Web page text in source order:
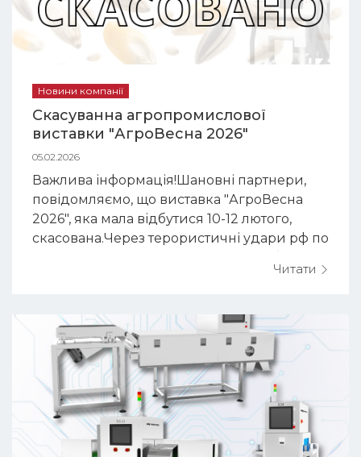
Новини компанії
Скасуванна агропромислової
виставки "АгроВесна 2026"
05.02.2026
Важлива інформація!Шановні партнери,
повідомляємо, що виставка "АгроВесна
2026", яка мала відбутися 10-12 лютого,
скасована.Через терористичні удари рф по
тепло- та електропостачання. Забезпечити
неможливо.Організатори перенесли
виставку на лютий 2027.Дякуємо за
розуміння!
Читати